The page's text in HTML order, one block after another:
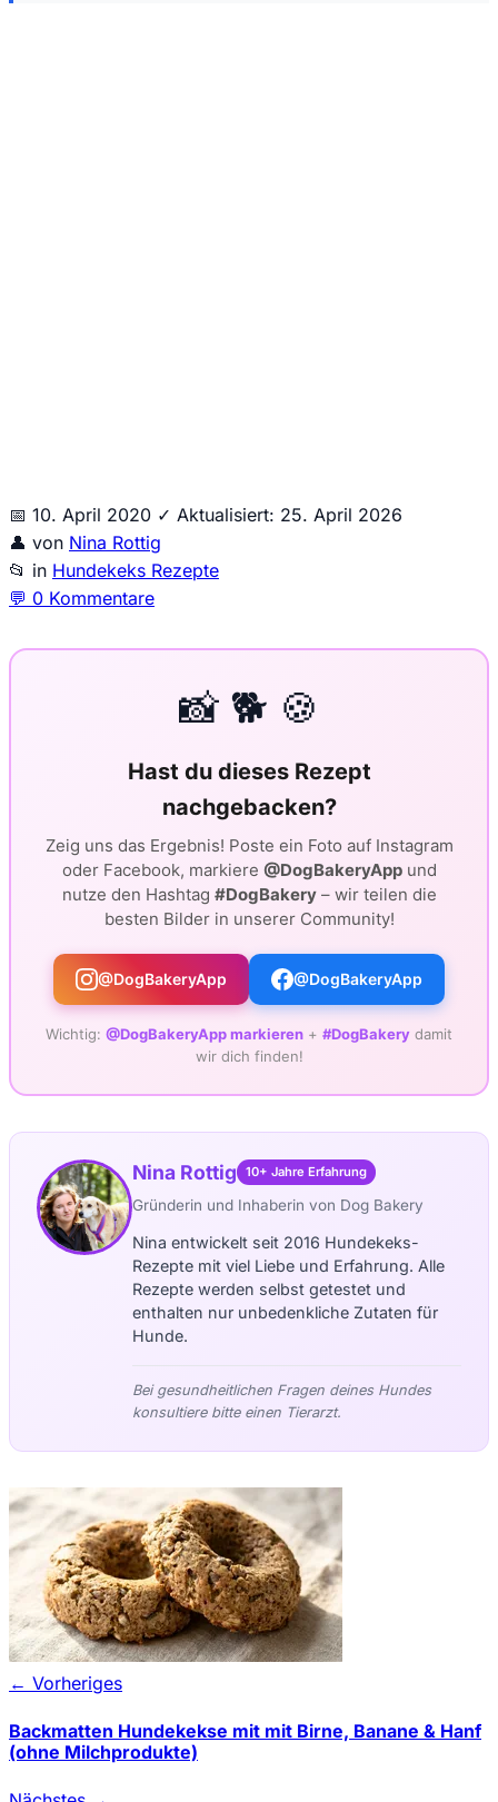
📅 10. April 2020 ✓ Aktualisiert: 25. April 2026
👤 von Nina Rottig
📂 in Hundekeks Rezepte
💬 0 Kommentare
📸 🐕 🍪
Hast du dieses Rezept
nachgebacken?
Zeig uns das Ergebnis! Poste ein Foto auf Instagram
oder Facebook, markiere @DogBakeryAppund
nutze den Hashtag #DogBakery– wir teilen die
besten Bilder in unserer Community!
@DogBakeryApp @DogBakeryApp
Wichtig: @DogBakeryApp markieren + #DogBakery damit
wir dich finden!
Nina Rottig 10+ Jahre Erfahrung
Gründerin und Inhaberin von Dog Bakery
Nina entwickelt seit 2016 Hundekeks-
Rezepte mit viel Liebe und Erfahrung. Alle
Rezepte werden selbst getestet und
enthalten nur unbedenkliche Zutaten für
Hunde.
Bei gesundheitlichen Fragen deines Hundes
konsultiere bitte einen Tierarzt.
← Vorheriges
Backmatten Hundekekse mit mit Birne, Banane & Hanf
(ohne Milchprodukte)